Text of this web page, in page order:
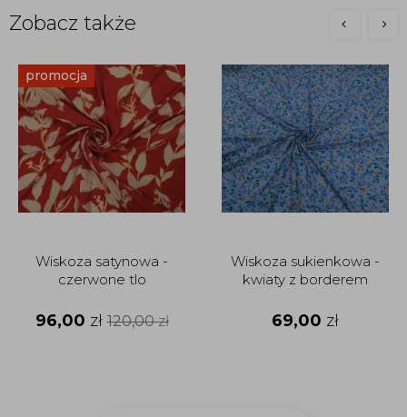
Zobacz także
promocja
Wiskoza satynowa -
czerwone tlo
96,00 zł 120,00zł
Wiskoza sukienkowa -
kwiaty z borderem
69,00 zł